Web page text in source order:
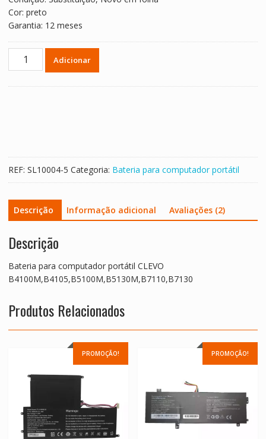
Cor: preto
Garantia: 12 meses
Quantidade
Adicionar
REF: SL10004-5 Categoria: Bateria para computador portátil
Descrição Informação adicional Avaliações (2)
Descrição
Bateria para computador portátil CLEVO
B4100M,B4105,B5100M,B5130M,B7110,B7130
Produtos Relacionados
PROMOÇÃO! PROMOÇÃO!